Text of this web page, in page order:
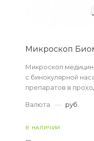
Микроскоп
Микроскоп
с бинокулярной
препаратов в
Валюта — руб.
В НАЛИЧИИ